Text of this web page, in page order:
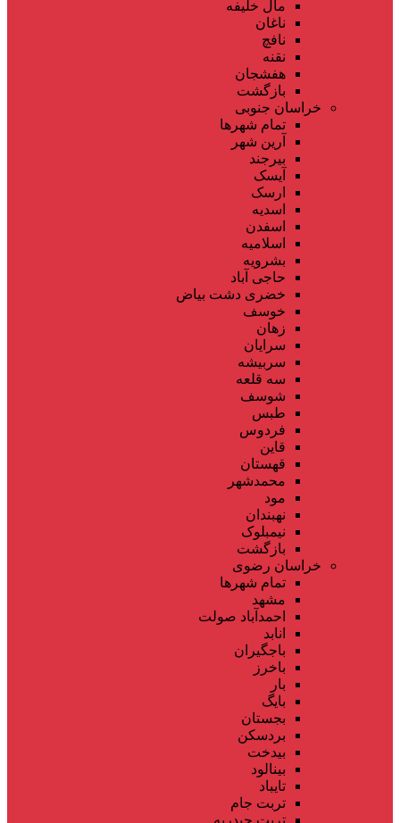
مال خلیفه
ناغان
نافچ
نقنه
هفشجان
بازگشت
خراسان جنوبی
تمام شهر‌ها
آرین شهر
بیرجند
آیسک
ارسک
اسدیه
اسفدن
اسلامیه
بشرویه
حاجی آباد
خضری دشت بیاض
خوسف
زهان
سرایان
سربیشه
سه قلعه
شوسف
طبس
فردوس
قاین
قهستان
محمدشهر
مود
نهبندان
نیمبلوک
بازگشت
خراسان رضوی
تمام شهر‌ها
مشهد
احمدآباد صولت
انابد
باجگیران
باخرز
بار
بایگ
بجستان
بردسکن
بیدخت
بینالود
تایباد
تربت جام
تربت حیدریه